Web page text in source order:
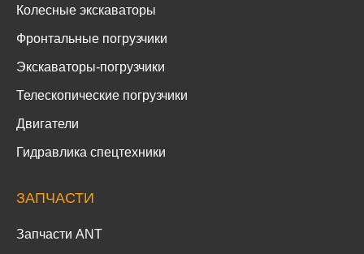
Колесные экскаваторы
Фронтальные погрузчики
Экскаваторы-погрузчики
Телескопические погрузчики
Двигатели
Гидравлика спецтехники
ЗАПЧАСТИ
Запчасти ANT